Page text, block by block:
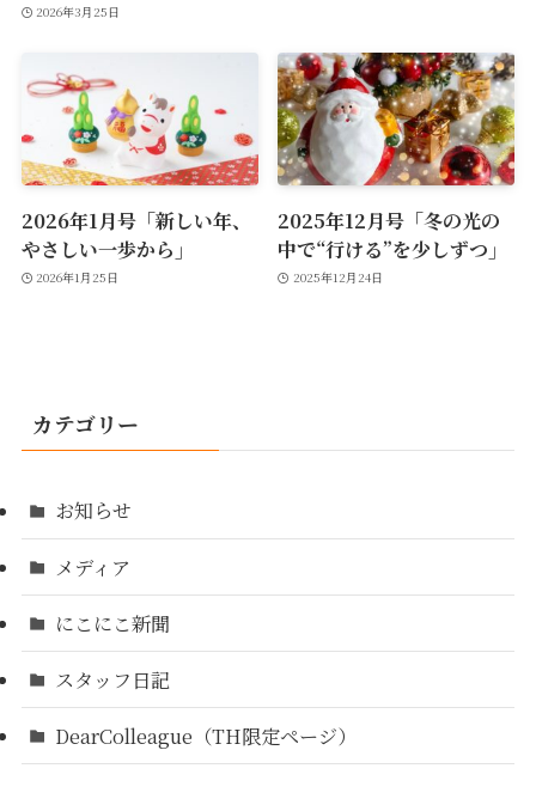
2026年3月25日
2026年1月号「新しい年、
やさしい一歩から」
2026年1月25日
2025年12月号「冬の光の
中で“行ける”を少しずつ」
2025年12月24日
カテゴリー
お知らせ
メディア
にこにこ新聞
スタッフ日記
DearColleague（TH限定ページ）